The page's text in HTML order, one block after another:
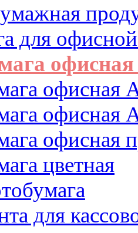
для
офисная
офисная
офисная
цветная
для